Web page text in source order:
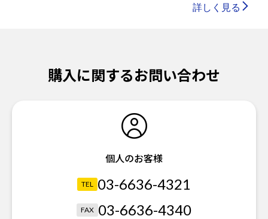
詳しく見る
購入に関するお問い合わせ
個人のお客様
TEL 03-6636-4321
FAX 03-6636-4340